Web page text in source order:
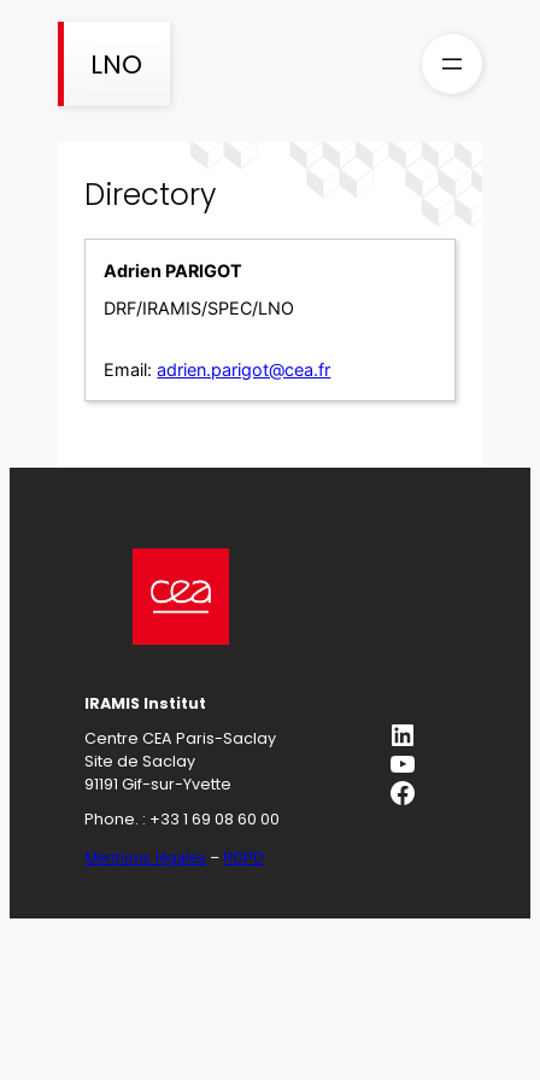
LNO
Directory
Adrien PARIGOT
DRF/IRAMIS/SPEC/LNO
Email: adrien.parigot@cea.fr
IRAMIS Institut
Centre CEA Paris-Saclay
Site de Saclay
91191 Gif-sur-Yvette
Phone. : +33 1 69 08 60 00
Mentions légales – RGPD
LinkedIn
YouTube
Facebook